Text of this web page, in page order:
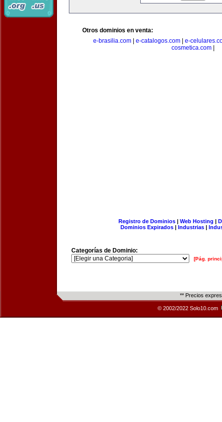
Otros dominios en venta:
e-brasilia.com
e-catalogos.com
e-
cosmetica.com|
Registro de Dominios| Web Hosting |
Dominios Expirados | Industrias |
Categorías de Dominio:
[Pág.
** Precios
© 2002/2022 Solo10.com